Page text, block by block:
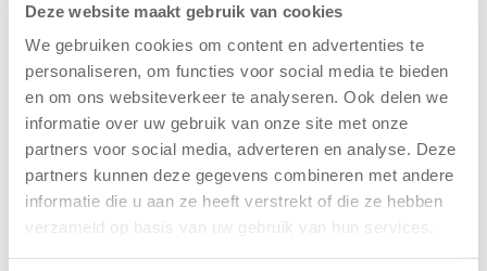
Deze website maakt gebruik van cookies
We gebruiken cookies om content en advertenties te
personaliseren, om functies voor social media te bieden
en om ons websiteverkeer te analyseren. Ook delen we
informatie over uw gebruik van onze site met onze
partners voor social media, adverteren en analyse. Deze
partners kunnen deze gegevens combineren met andere
informatie die u aan ze heeft verstrekt of die ze hebben
verzameld op basis van uw gebruik van hun services.
Kinderen BSO
De
Westerburcht
trainen alvast
voor Kids First
Mini 4 Mijl
7 augustus 2026
Eelde, 6 augustus
2026 – Kinderen
Kids First
tekent
koopcontract
voor nieuw
kindcentrum in
wijk Wiarda in
Leeuwarden
11 juni 2026
Leeuwarden –